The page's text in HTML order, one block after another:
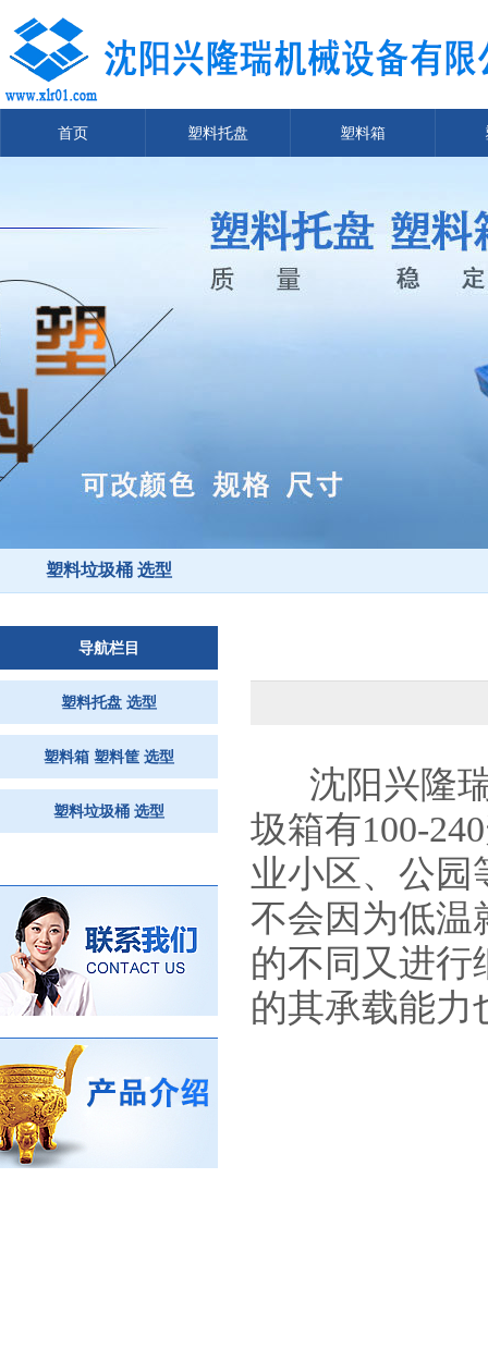
首页 塑料托盘 塑料箱
塑料垃圾桶 选型
导航栏目
塑料托盘 选型
塑料箱 塑料筐 选型
塑料垃圾桶 选型
沈阳兴隆
圾箱有100-
业小区、公园
不会因为低温
的不同又进行
的其承载能力